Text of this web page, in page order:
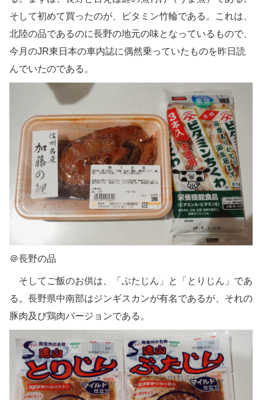
そして初めて買ったのが、ビタミン竹輪である。これは、
北陸の品であるのに長野の地元の味となっているもので、
今月のJR東日本の車内誌に偶然乗っていたものを昨日読
んでいたのである。
＠長野の品
そしてご飯のお供は、「ぶたじん」と「とりじん」であ
る。長野県中南部はジンギスカンが有名であるが、それの
豚肉及び鶏肉バージョンである。